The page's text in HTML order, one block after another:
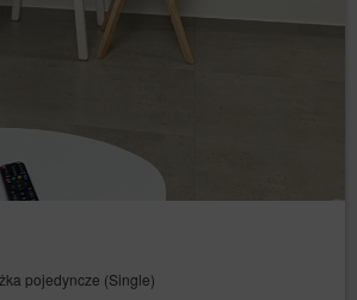
przenoszenia danych (art. 20 RODO)
otrzymania w ustrukturyzowanym, powszechnie
Administratorowi, jeżeli dane są
przetwarzane na podstawie zgody osoby, której
dane dotyczą, lub umowy z nią zawartej oraz
jeżeli dane są przetwarzane w sposób
sprzeciwu (art. 21 RODO)
w prawnie uzasadnionych celach
pojedyncze (Single)